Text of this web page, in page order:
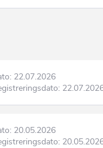
22.07.2026
20.05.2026